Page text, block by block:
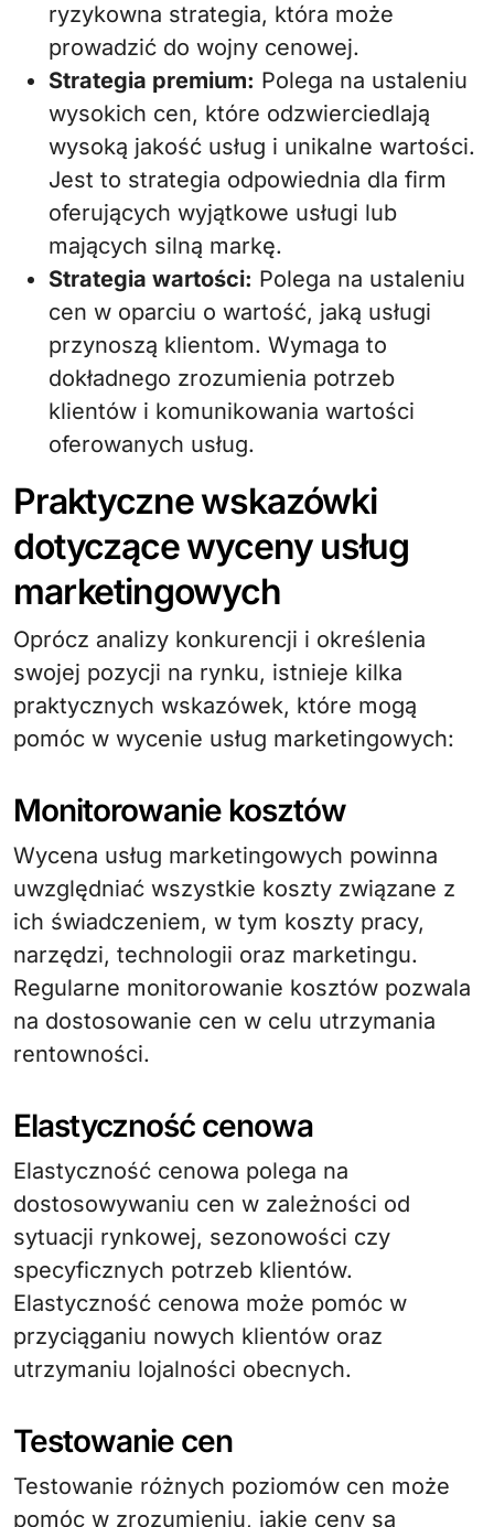
ryzykowna strategia, która może
prowadzić do wojny cenowej.
Strategia premium: Polega na ustaleniu
wysokich cen, które odzwierciedlają
wysoką jakość usług i unikalne wartości.
Jest to strategia odpowiednia dla firm
oferujących wyjątkowe usługi lub
mających silną markę.
Strategia wartości: Polega na ustaleniu
cen w oparciu o wartość, jaką usługi
przynoszą klientom. Wymaga to
dokładnego zrozumienia potrzeb
klientów i komunikowania wartości
oferowanych usług.
Praktyczne wskazówki
dotyczące wyceny usług
marketingowych
Oprócz analizy konkurencji i określenia
swojej pozycji na rynku, istnieje kilka
praktycznych wskazówek, które mogą
pomóc w wycenie usług marketingowych:
Monitorowanie kosztów
Wycena usług marketingowych powinna
uwzględniać wszystkie koszty związane z
ich świadczeniem, w tym koszty pracy,
narzędzi, technologii oraz marketingu.
Regularne monitorowanie kosztów pozwala
na dostosowanie cen w celu utrzymania
rentowności.
Elastyczność cenowa
Elastyczność cenowa polega na
dostosowywaniu cen w zależności od
sytuacji rynkowej, sezonowości czy
specyficznych potrzeb klientów.
Elastyczność cenowa może pomóc w
przyciąganiu nowych klientów oraz
utrzymaniu lojalności obecnych.
Testowanie cen
Testowanie różnych poziomów cen może
pomóc w zrozumieniu, jakie ceny są